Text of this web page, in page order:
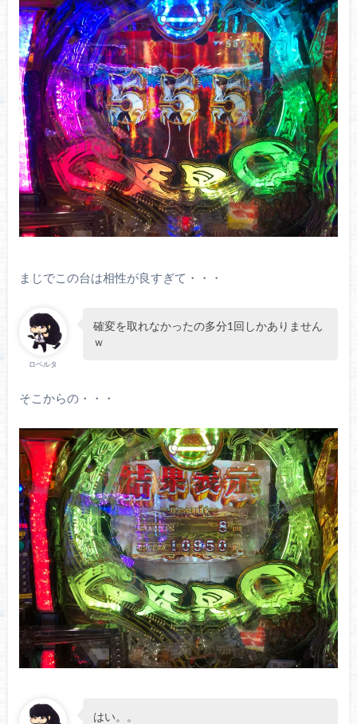
まじでこの台は相性が良すぎて・・・
ロベルタ
確変を取れなかったの多分1回しかありません
ｗ
そこからの・・・
はい。。